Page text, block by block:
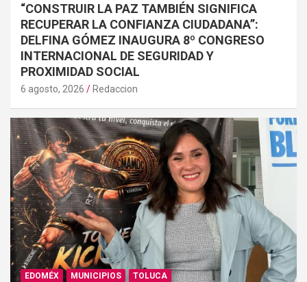
“CONSTRUIR LA PAZ TAMBIÉN SIGNIFICA
RECUPERAR LA CONFIANZA CIUDADANA”:
DELFINA GÓMEZ INAUGURA 8º CONGRESO
INTERNACIONAL DE SEGURIDAD Y
PROXIMIDAD SOCIAL
6 agosto, 2026 Redaccion
EDOMÉX MUNICIPIOS TOLUCA